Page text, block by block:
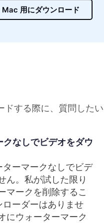
Mac 用にダウンロード
する際に、質問したい
なしでビデオをダウ
ーマークなしでビデ
ん。私が試した限り
マークを削除するこ
ーダーはありませ
にウォーターマーク